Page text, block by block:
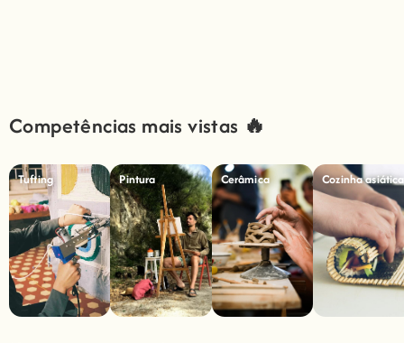
Competências mais vistas 🔥
Tufting Pintura Cerâmica Cozinha asiática